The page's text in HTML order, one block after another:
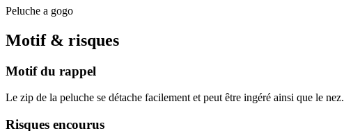
Peluche a gogo
Motif & risques
Motif du rappel
Le zip de la peluche se détache facilement et peut être ingéré ainsi que le nez.
Risques encourus